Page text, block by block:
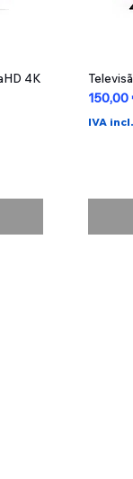
4K
Preço
150,00
IVA incl.